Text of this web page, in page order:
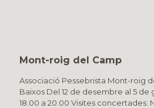
Mont-roig del Camp
Associació Pessebrista Mont-roig
Baixos Del 12 de desembre al 5 de
18.00 a 20.00 Visites concertades: